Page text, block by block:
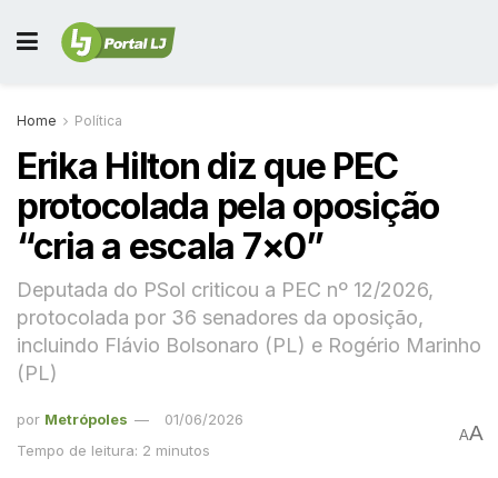
Home Política
Erika Hilton diz que PEC
protocolada pela oposição
“cria a escala 7×0”
Deputada do PSol criticou a PEC nº 12/2026,
protocolada por 36 senadores da oposição,
incluindo Flávio Bolsonaro (PL) e Rogério Marinho
(PL)
por Metrópoles
01/06/2026
Tempo de leitura: 2 minutos
AA